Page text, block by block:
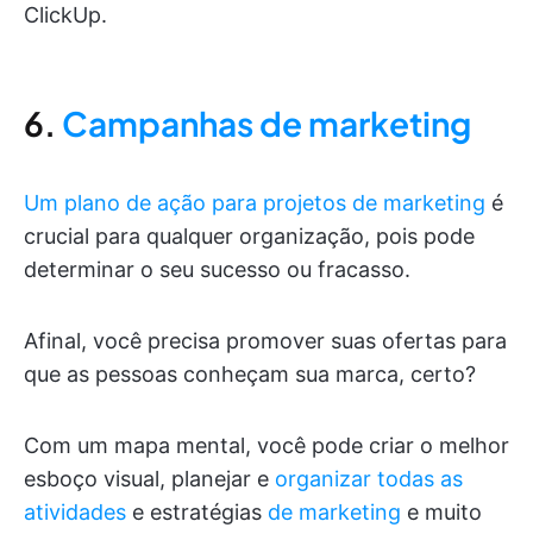
ClickUp.
6. Campanhas de marketing
Um plano de ação para projetos de marketing é
crucial para qualquer organização, pois pode
determinar o seu sucesso ou fracasso.
Afinal, você precisa promover suas ofertas para
que as pessoas conheçam sua marca, certo?
Com um mapa mental, você pode criar o melhor
esboço visual, planejar e organizar todas as
atividades e estratégias de marketing e muito